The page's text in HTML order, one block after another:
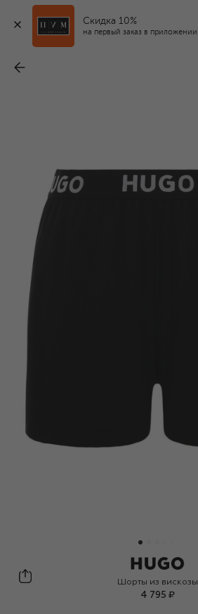
Скидка 10%
на первый заказ в приложении
HUGO
Шорты из вискозы
4 795 ₽